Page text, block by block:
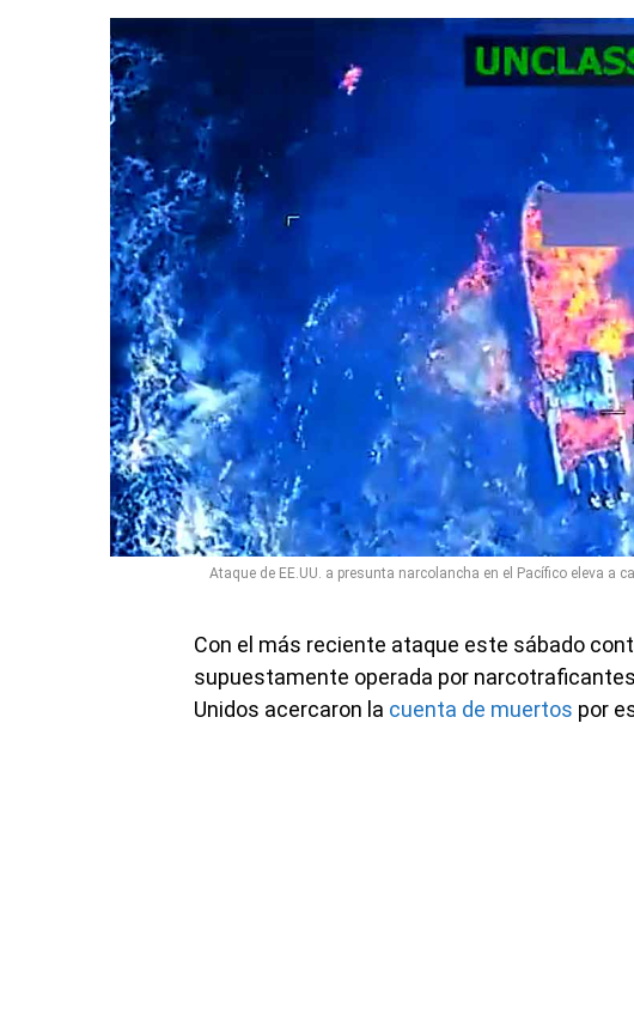
Ataque de EE.UU. a presunta narcolancha en el Pacífico eleva a
Con el más reciente ataque este sábado
supuestamente operada por
Unidos acercaron la cuenta de muertos por